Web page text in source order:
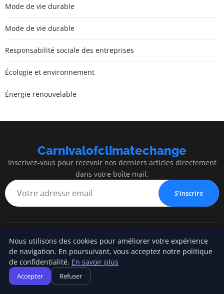
Mode de vie durable
Mode de vie durable
Responsabilité sociale des entreprises
Écologie et environnement
Énergie renouvelable
Carnivalofclimatechange
Inscrivez-vous pour recevoir nos derniers articles directement
dans votre boîte mail.
S'inscrire
Carnivalofclimatechange
Blog d'actualités et d'informations
Nous utilisons des cookies pour améliorer votre expérience
de navigation. En poursuivant, vous acceptez notre politique
de confidentialité. En savoir plus
Accepter Refuser